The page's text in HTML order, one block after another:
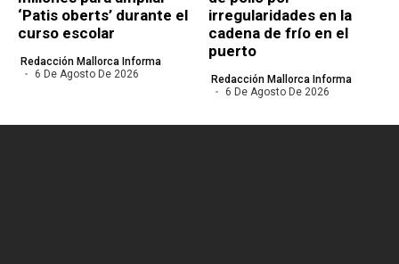
‘Patis oberts’ durante el
curso escolar
Redacción Mallorca Informa
6 De Agosto De 2026
irregularidades en la
cadena de frío en el
puerto
Redacción Mallorca Informa
6 De Agosto De 2026